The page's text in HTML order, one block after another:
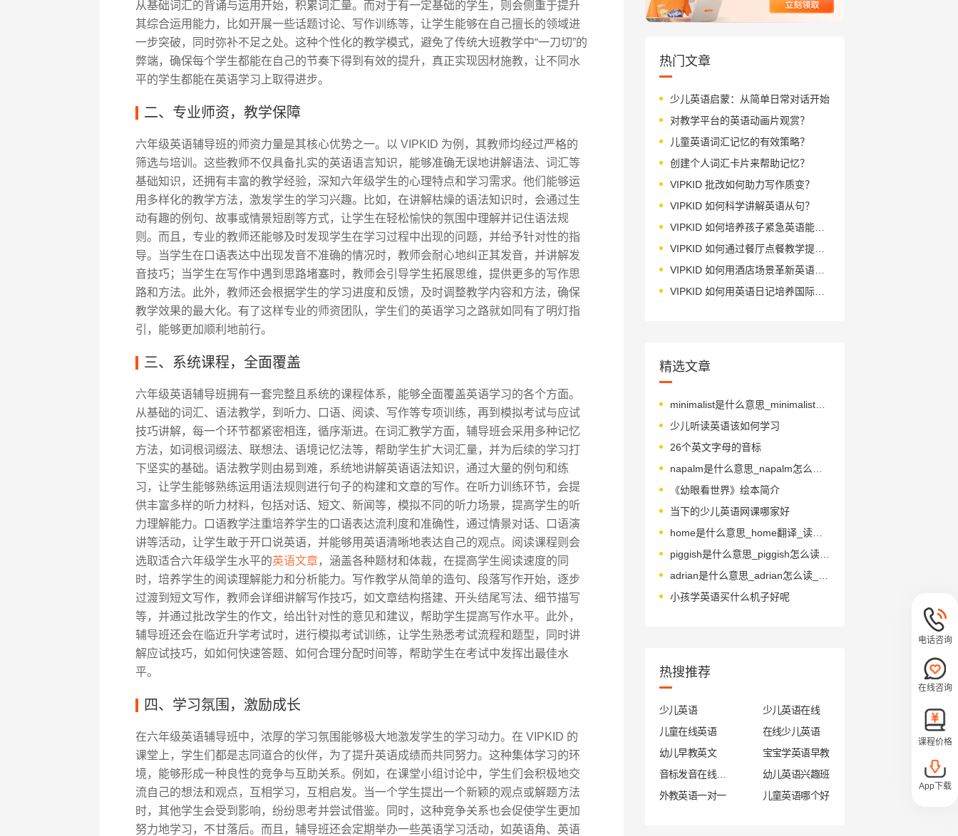
从基础词汇的背诵与运用开始，积累词汇量。而对于有一定基础的学生，则会侧重于提升
其综合运用能力，比如开展一些话题讨论、写作训练等，让学生能够在自己擅长的领域进
一步突破，同时弥补不足之处。这种个性化的教学模式，避免了传统大班教学中“一刀切”的
弊端，确保每个学生都能在自己的节奏下得到有效的提升，真正实现因材施教，让不同水
平的学生都能在英语学习上取得进步。
二、专业师资，教学保障
六年级英语辅导班的师资力量是其核心优势之一。以 VIPKID 为例，其教师均经过严格的
筛选与培训。这些教师不仅具备扎实的英语语言知识，能够准确无误地讲解语法、词汇等
基础知识，还拥有丰富的教学经验，深知六年级学生的心理特点和学习需求。他们能够运
用多样化的教学方法，激发学生的学习兴趣。比如，在讲解枯燥的语法知识时，会通过生
动有趣的例句、故事或情景短剧等方式，让学生在轻松愉快的氛围中理解并记住语法规
则。而且，专业的教师还能够及时发现学生在学习过程中出现的问题，并给予针对性的指
导。当学生在口语表达中出现发音不准确的情况时，教师会耐心地纠正其发音，并讲解发
音技巧；当学生在写作中遇到思路堵塞时，教师会引导学生拓展思维，提供更多的写作思
路和方法。此外，教师还会根据学生的学习进度和反馈，及时调整教学内容和方法，确保
教学效果的最大化。有了这样专业的师资团队，学生们的英语学习之路就如同有了明灯指
引，能够更加顺利地前行。
三、系统课程，全面覆盖
六年级英语辅导班拥有一套完整且系统的课程体系，能够全面覆盖英语学习的各个方面。
从基础的词汇、语法教学，到听力、口语、阅读、写作等专项训练，再到模拟考试与应试
技巧讲解，每一个环节都紧密相连，循序渐进。在词汇教学方面，辅导班会采用多种记忆
方法，如词根词缀法、联想法、语境记忆法等，帮助学生扩大词汇量，并为后续的学习打
下坚实的基础。语法教学则由易到难，系统地讲解英语语法知识，通过大量的例句和练
习，让学生能够熟练运用语法规则进行句子的构建和文章的写作。在听力训练环节，会提
供丰富多样的听力材料，包括对话、短文、新闻等，模拟不同的听力场景，提高学生的听
力理解能力。口语教学注重培养学生的口语表达流利度和准确性，通过情景对话、口语演
讲等活动，让学生敢于开口说英语，并能够用英语清晰地表达自己的观点。阅读课程则会
选取适合六年级学生水平的英语文章，涵盖各种题材和体裁，在提高学生阅读速度的同
时，培养学生的阅读理解能力和分析能力。写作教学从简单的造句、段落写作开始，逐步
过渡到短文写作，教师会详细讲解写作技巧，如文章结构搭建、开头结尾写法、细节描写
等，并通过批改学生的作文，给出针对性的意见和建议，帮助学生提高写作水平。此外，
辅导班还会在临近升学考试时，进行模拟考试训练，让学生熟悉考试流程和题型，同时讲
解应试技巧，如如何快速答题、如何合理分配时间等，帮助学生在考试中发挥出最佳水
平。
四、学习氛围，激励成长
在六年级英语辅导班中，浓厚的学习氛围能够极大地激发学生的学习动力。在 VIPKID 的
课堂上，学生们都是志同道合的伙伴，为了提升英语成绩而共同努力。这种集体学习的环
境，能够形成一种良性的竞争与互助关系。例如，在课堂小组讨论中，学生们会积极地交
流自己的想法和观点，互相学习，互相启发。当一个学生提出一个新颖的观点或解题方法
时，其他学生会受到影响，纷纷思考并尝试借鉴。同时，这种竞争关系也会促使学生更加
努力地学习，不甘落后。而且，辅导班还会定期举办一些英语学习活动，如英语角、英语
热门文章
少儿英语启蒙：从简单日常对话开始
对教学平台的英语动画片观赏？
儿童英语词汇记忆的有效策略？
创建个人词汇卡片来帮助记忆？
VIPKID 批改如何助力写作质变？
VIPKID 如何科学讲解英语从句？
VIPKID 如何培养孩子紧急英语能力？
VIPKID 如何通过餐厅点餐教学提升少儿英语应用能力？
VIPKID 如何用酒店场景革新英语教学？
VIPKID 如何用英语日记培养国际化人才？
精选文章
minimalist是什么意思_minimalist怎么读_音标ˈmɪnɪməlɪst
少儿听读英语该如何学习
26个英文字母的音标
《幼眼看世界》绘本简介
当下的少儿英语网课哪家好
home是什么意思_home翻译_读音_用法_翻译
piggish是什么意思_piggish怎么读_音标'pigiʃ
小孩学英语买什么机子好呢
热搜推荐
少儿英语
少儿英语在线
儿童在线英语
在线少儿英语
幼儿早教英文
宝宝学英语早教
幼儿英语兴趣班
外教英语一对一
儿童英语哪个好
电话咨询
在线咨询
课程价格
App下载